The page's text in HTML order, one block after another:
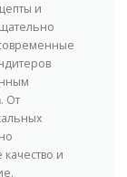
и
От
и